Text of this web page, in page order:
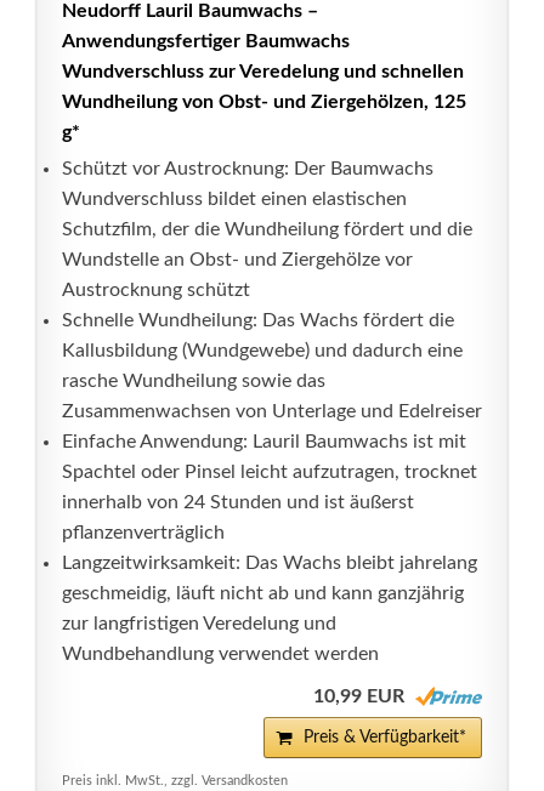
Neudorff Lauril Baumwachs –
Anwendungsfertiger Baumwachs
Wundverschluss zur Veredelung und schnellen
Wundheilung von Obst- und Ziergehölzen, 125
g*
Schützt vor Austrocknung: Der Baumwachs
Wundverschluss bildet einen elastischen
Schutzfilm, der die Wundheilung fördert und die
Wundstelle an Obst- und Ziergehölze vor
Austrocknung schützt
Schnelle Wundheilung: Das Wachs fördert die
Kallusbildung (Wundgewebe) und dadurch eine
rasche Wundheilung sowie das
Zusammenwachsen von Unterlage und Edelreiser
Einfache Anwendung: Lauril Baumwachs ist mit
Spachtel oder Pinsel leicht aufzutragen, trocknet
innerhalb von 24 Stunden und ist äußerst
pflanzenverträglich
Langzeitwirksamkeit: Das Wachs bleibt jahrelang
geschmeidig, läuft nicht ab und kann ganzjährig
zur langfristigen Veredelung und
Wundbehandlung verwendet werden
10,99 EUR
Preis & Verfügbarkeit*
Preis inkl. MwSt., zzgl. Versandkosten